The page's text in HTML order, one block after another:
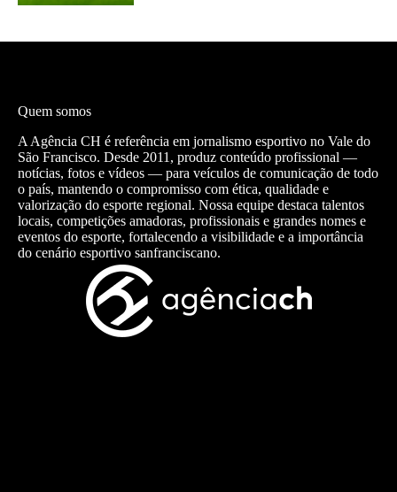
Quem somos
A Agência CH é referência em jornalismo esportivo no Vale do
São Francisco. Desde 2011, produz conteúdo profissional —
notícias, fotos e vídeos — para veículos de comunicação de todo
o país, mantendo o compromisso com ética, qualidade e
valorização do esporte regional. Nossa equipe destaca talentos
locais, competições amadoras, profissionais e grandes nomes e
eventos do esporte, fortalecendo a visibilidade e a importância
do cenário esportivo sanfranciscano.